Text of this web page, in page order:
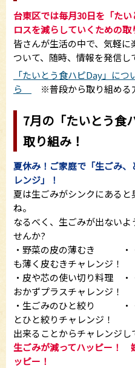
台東区では毎月30日を「た
ロスを減らしていくための取
皆さんが生活の中で、気軽
ついて、随時、情報を発信し
「たいとう食ハピDay」に
ら
※普段から取り組める
7月の「たいとう食
取り組み！
夏休み！ご家庭で「生ごみ
レンジ」！
夏は生ごみがシンクにある
ね。
なるべく、生ごみが出ない
せんか?
・野菜の皮の薄むき ・
も薄く皮むきチャレンジ！
・皮や芯の使い切り料理 ・
おかずプラスチャレンジ！
・生ごみのひと絞り ・
とひと絞りチャレンジ！
出来ることからチャレンジし
生ごみが減ってハッピー！
ッピー！